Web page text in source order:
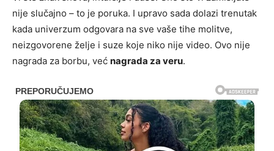
nije slučajno – to je poruka. I upravo sada dolazi trenutak
kada univerzum odgovara na sve vaše tihe molitve,
neizgovorene želje i suze koje niko nije video. Ovo nije
nagrada za borbu, već nagrada za veru.